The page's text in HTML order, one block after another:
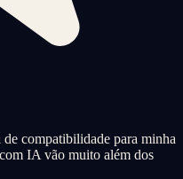
compatibilidade para minha
IA vão muito além dos